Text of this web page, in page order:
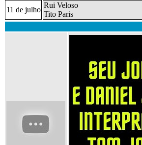
11 de julho
Rui Veloso
Tito Paris